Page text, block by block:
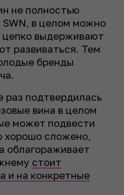
не полностью
SWN, в целом можно
цепко выдерживают
развиваться. Тем
бренды
раз подтвердилась
вина в целом
может подвести
хорошо сложено,
облагораживает
стоит
и на конкретные